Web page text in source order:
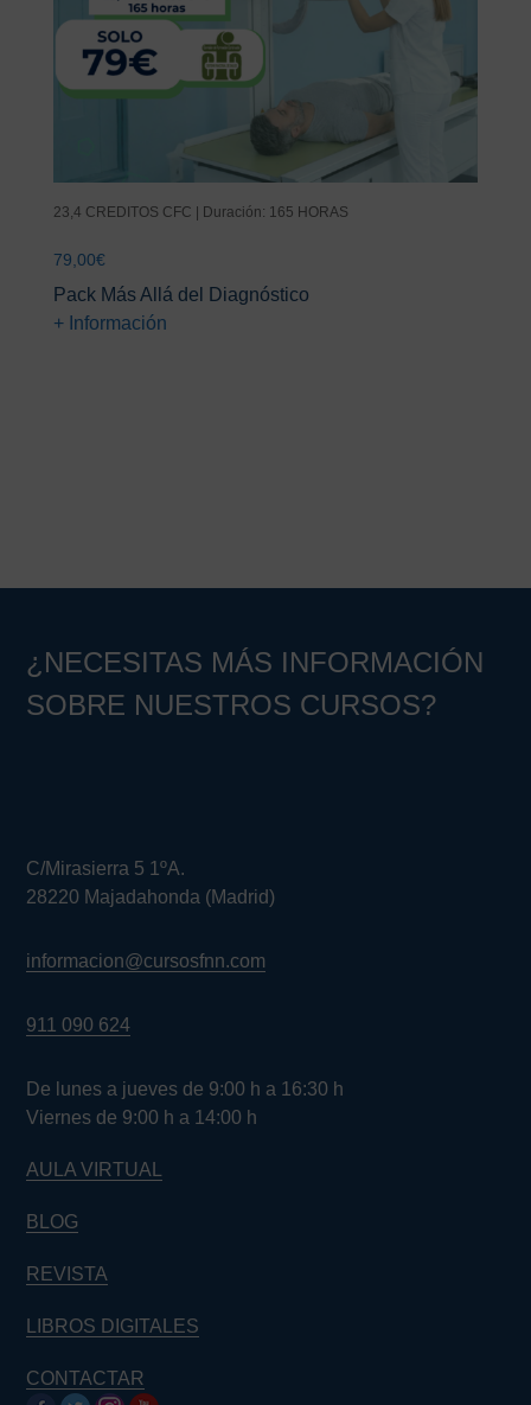
23,4 CREDITOS CFC | Duración: 165 HORAS
79,00€
Pack Más Allá del Diagnóstico
+ Información
¿NECESITAS MÁS INFORMACIÓN
SOBRE NUESTROS CURSOS?
C/Mirasierra 5 1ºA.
28220 Majadahonda (Madrid)
informacion@cursosfnn.com
911 090 624
De lunes a jueves de 9:00 h a 16:30 h
Viernes de 9:00 h a 14:00 h
AULA VIRTUAL
BLOG
REVISTA
LIBROS DIGITALES
CONTACTAR